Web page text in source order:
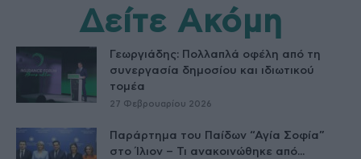
Δείτε Ακόμη
Γεωργιάδης: Πολλαπλά οφέλη από τη
συνεργασία δημοσίου και ιδιωτικού
τομέα
27 Φεβρουαρίου 2026
Παράρτημα του Παίδων “Αγία Σοφία”
στο Ίλιον – Τι ανακοινώθηκε από...